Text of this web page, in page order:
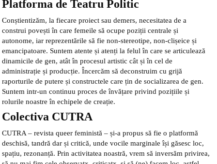
Platforma de Teatru Politic
Conștientizăm, la fiecare proiect sau demers, necesitatea de a
construi povești în care femeile să ocupe poziții centrale și
autonome, iar reprezentările să fie non-stereotipe, non-clișeice și
emancipatoare. Suntem atente și atenți la felul în care se articulează
dinamicile de gen, atât în procesul artistic cât și în cel de
administrație și producție. Încercăm să deconstruim cu grijă
raporturile de putere și constructele care țin de socializarea de gen.
Suntem intr-un continuu proces de învățare privind pozițiile și
rolurile noastre în echipele de creație.
Colectiva CUTRA
CUTRA – revista queer feministă – și-a propus să fie o platformă
deschisă, tandră dar și critică, unde vocile marginale își găsesc loc,
spațiu, rezonanță. Prin activitatea noastră, vrem să inversăm privirea,